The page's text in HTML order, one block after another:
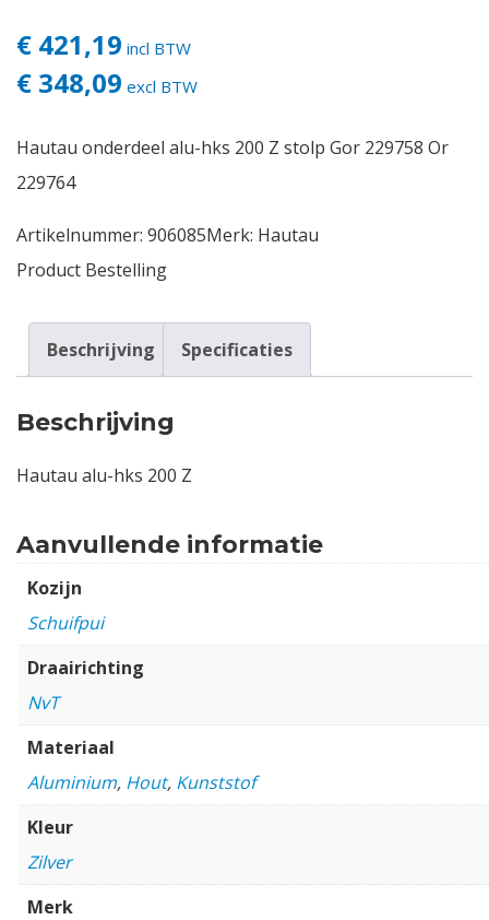
Vacatures
€ 421,19 incl BTW
€ 348,09 excl BTW
Hautau onderdeel alu-hks 200 Z stolp Gor 229758 Or
229764
Artikelnummer: 906085Merk: Hautau
Product Bestelling
Beschrijving Specificaties
Beschrijving
Hautau alu-hks 200 Z
Aanvullende informatie
Kozijn
Schuifpui
Draairichting
NvT
Materiaal
Aluminium, Hout, Kunststof
Kleur
Zilver
Merk